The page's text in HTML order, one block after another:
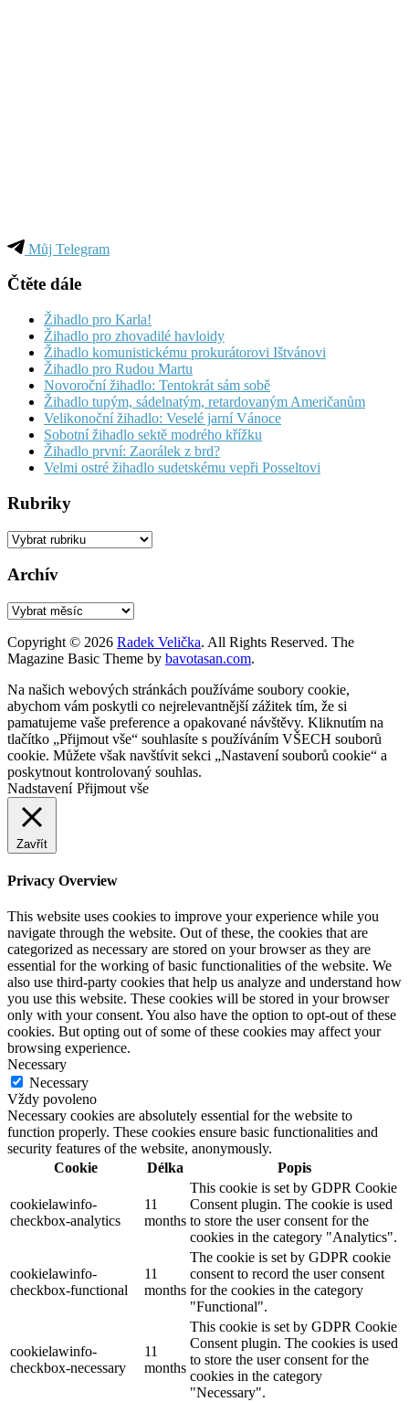
Můj Telegram
Čtěte dále
Žihadlo pro Karla!
Žihadlo pro zhovadilé havloidy
Žihadlo komunistickému prokurátorovi Ištvánovi
Žihadlo pro Rudou Martu
Novoroční žihadlo: Tentokrát sám sobě
Žihadlo tupým, sádelnatým, retardovaným Američanům
Velikonoční žihadlo: Veselé jarní Vánoce
Sobotní žihadlo sektě modrého křížku
Žihadlo první: Zaorálek z brd?
Velmi ostré žihadlo sudetskému vepři Posseltovi
Rubriky
Rubriky
Archív
Archív
Copyright © 2026 Radek Velička. All Rights Reserved. The
Magazine Basic Theme by bavotasan.com.
Na našich webových stránkách používáme soubory cookie,
abychom vám poskytli co nejrelevantnější zážitek tím, že si
pamatujeme vaše preference a opakované návštěvy. Kliknutím na
tlačítko „Přijmout vše“ souhlasíte s používáním VŠECH souborů
cookie. Můžete však navštívit sekci „Nastavení souborů cookie“ a
poskytnout kontrolovaný souhlas.
Nadstavení Přijmout vše
Zavřít
Privacy Overview
This website uses cookies to improve your experience while you
navigate through the website. Out of these, the cookies that are
categorized as necessary are stored on your browser as they are
essential for the working of basic functionalities of the website. We
also use third-party cookies that help us analyze and understand how
you use this website. These cookies will be stored in your browser
only with your consent. You also have the option to opt-out of these
cookies. But opting out of some of these cookies may affect your
browsing experience.
Necessary
Necessary
Vždy povoleno
Necessary cookies are absolutely essential for the website to
function properly. These cookies ensure basic functionalities and
security features of the website, anonymously.
Cookie
Délka Popis
cookielawinfo-
checkbox-analytics
11
months
This cookie is set by GDPR Cookie
Consent plugin. The cookie is used
to store the user consent for the
cookies in the category "Analytics".
cookielawinfo-
checkbox-functional
11
months
The cookie is set by GDPR cookie
consent to record the user consent
for the cookies in the category
"Functional".
cookielawinfo-
checkbox-necessary
11
months
This cookie is set by GDPR Cookie
Consent plugin. The cookies is used
to store the user consent for the
cookies in the category
"Necessary".